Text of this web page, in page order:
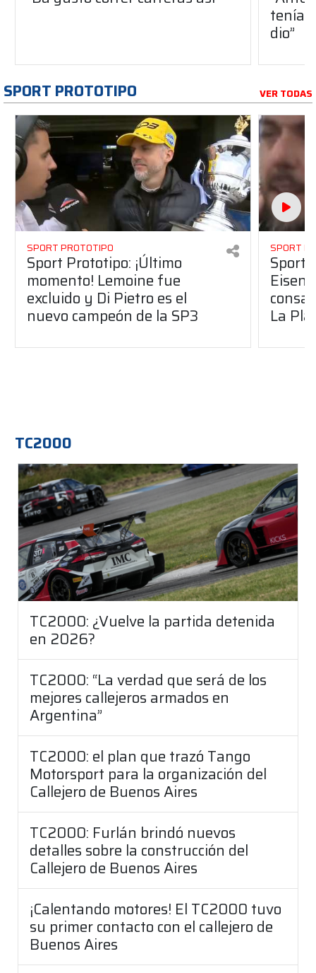
dio”
SPORT PROTOTIPO VER TODAS
SPORT PROTOTIPO
Sport Prototipo: ¡Último
momento! Lemoine fue
excluido y Di Pietro es el
nuevo campeón de la SP3
SPORT
Sport
La
TC2000
TC2000: ¿Vuelve la partida detenida
en 2026?
TC2000: “La verdad que será de los
mejores callejeros armados en
Argentina”
TC2000: el plan que trazó Tango
Motorsport para la organización del
Callejero de Buenos Aires
TC2000: Furlán brindó nuevos
detalles sobre la construcción del
Callejero de Buenos Aires
¡Calentando motores! El TC2000 tuvo
su primer contacto con el callejero de
Buenos Aires